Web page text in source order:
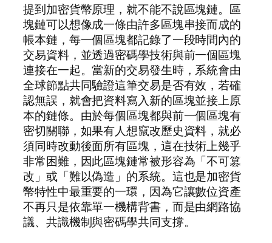
提到加密貨幣原理，就不能不說區塊鏈。區
塊鏈可以想像成一條由許多區塊串接而成的
帳本鏈，每一個區塊都記錄了一段時間內的
交易資料，並透過密碼學技術與前一個區塊
連接在一起。當新的交易發生時，系統會由
全球節點共同驗證這筆交易是否有效，若確
認無誤，就會把資料寫入新的區塊並接上原
本的鏈條。由於每個區塊都與前一個區塊有
密切關聯，如果有人想竄改歷史資料，就必
須同時改動後面所有區塊，這在技術上幾乎
非常困難，因此區塊鏈常被形容為「不可篡
改」或「難以偽造」的系統。這也是加密貨
幣特性中最重要的一環，因為它讓數位資產
不再只是依靠單一機構背書，而是由網路協
議、共識機制與密碼學共同支撐。